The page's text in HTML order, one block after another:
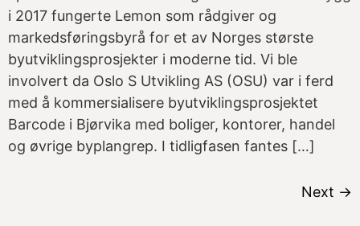
i 2017 fungerte Lemon som rådgiver og
markedsføringsbyrå for et av Norges største
byutviklingsprosjekter i moderne tid. Vi ble
involvert da Oslo S Utvikling AS (OSU) var i ferd
med å kommersialisere byutviklingsprosjektet
Barcode i Bjørvika med boliger, kontorer, handel
og øvrige byplangrep. I tidligfasen fantes […]
Next →